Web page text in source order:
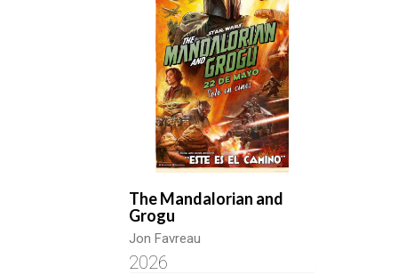
The Mandalorian and
Grogu
Jon Favreau
2026